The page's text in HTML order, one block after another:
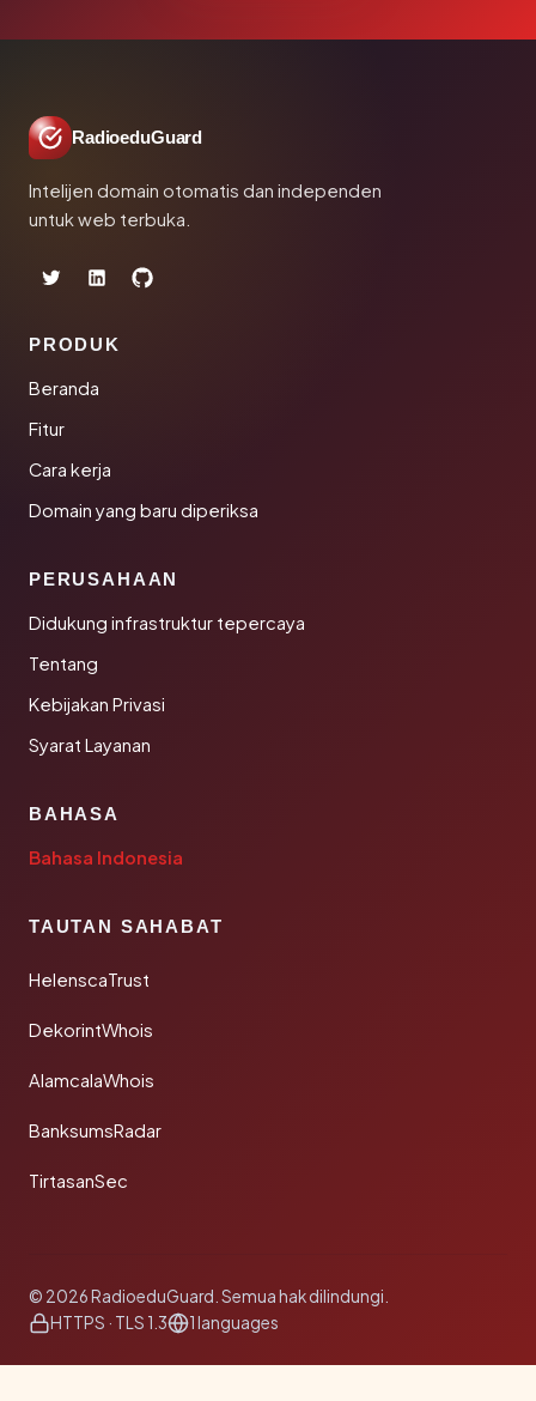
RadioeduGuard
Intelijen domain otomatis dan independen
untuk web terbuka.
PRODUK
Beranda
Fitur
Cara kerja
Domain yang baru diperiksa
PERUSAHAAN
Didukung infrastruktur tepercaya
Tentang
Kebijakan Privasi
Syarat Layanan
BAHASA
Bahasa Indonesia
TAUTAN SAHABAT
HelenscaTrust
DekorintWhois
AlamcalaWhois
BanksumsRadar
TirtasanSec
© 2026 RadioeduGuard. Semua hak dilindungi.
HTTPS · TLS 1.3
1 languages